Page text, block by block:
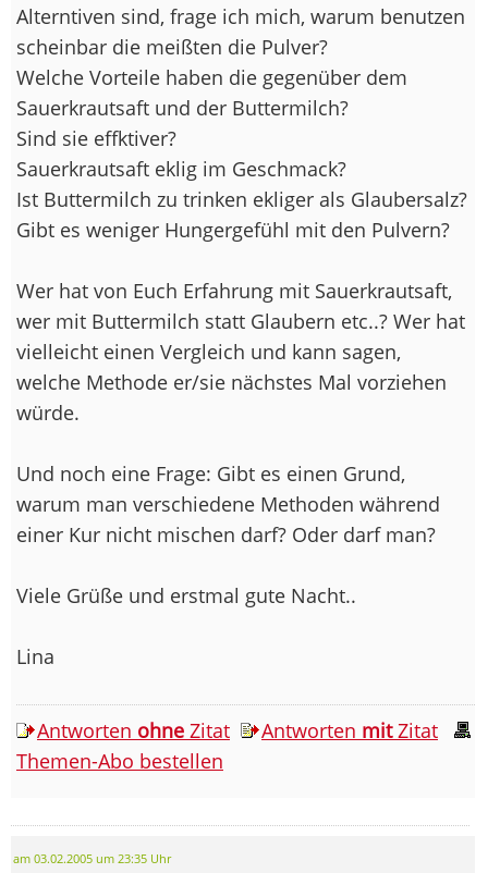
Alterntiven sind, frage ich mich, warum benutzen
scheinbar die meißten die Pulver?
Welche Vorteile haben die gegenüber dem
Sauerkrautsaft und der Buttermilch?
Sind sie effktiver?
Sauerkrautsaft eklig im Geschmack?
Ist Buttermilch zu trinken ekliger als Glaubersalz?
Gibt es weniger Hungergefühl mit den Pulvern?
Wer hat von Euch Erfahrung mit Sauerkrautsaft,
wer mit Buttermilch statt Glaubern etc..? Wer hat
vielleicht einen Vergleich und kann sagen,
welche Methode er/sie nächstes Mal vorziehen
würde.
Und noch eine Frage: Gibt es einen Grund,
warum man verschiedene Methoden während
einer Kur nicht mischen darf? Oder darf man?
Viele Grüße und erstmal gute Nacht..
Lina
Antworten ohne Zitat Antworten mitZitat
Themen-Abo bestellen
am 03.02.2005 um 23:35 Uhr